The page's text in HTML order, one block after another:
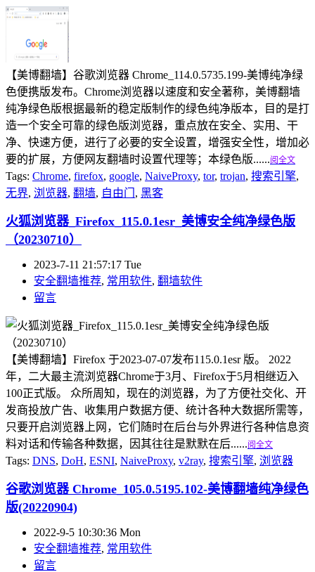
【美博翻墙】谷歌浏览器 Chrome_114.0.5735.199-美博纯净绿
色便携版发布。Chrome浏览器以速度和安全著称，美博翻墙
纯净绿色版根据最新的稳定版制作的绿色纯净版本，目的是打
造一个安全可靠的绿色版浏览器，重点放在安全、实用、干
净、快速方便，进行了必要的安全设置，增强安全性，增加必
要的扩展，方便网友翻墙时设置代理等；本绿色版......阅全文
Tags: Chrome, firefox, google, NaiveProxy, tor, trojan, 搜索引擎,
无界, 浏览器, 翻墙, 自由门 , 黑客
火狐浏览器_Firefox_115.0.1esr_美博安全纯净绿色版
（20230710）
2023-7-11 21:57:17 Tue
安全翻墙推荐, 常用软件, 翻墙软件
留言
【美博翻墙】Firefox 于2023-07-07发布115.0.1esr 版。 2022
年，二大最主流浏览器Chrome于3月、Firefox于5月相继迈入
100正式版。 众所周知，现在的浏览器，为了方便社交化、开
发商投放广告、收集用户数据方便、统计各种大数据所需等，
只要开启浏览器上网，它们随时在后台与外界进行各种信息资
料对话和传输各种数据，因其往往是默默在后......阅全文
Tags: DNS, DoH, ESNI, NaiveProxy, v2ray, 搜索引擎, 浏览器
谷歌浏览器 Chrome_105.0.5195.102-美博翻墙纯净绿色
版(20220904)
2022-9-5 10:30:36 Mon
安全翻墙推荐, 常用软件
留言